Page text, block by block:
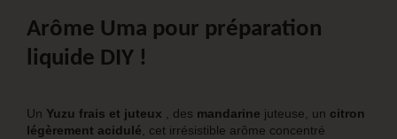
Arôme Uma pour préparation
liquide DIY !
Un Yuzu frais et juteux , des mandarine juteuse, un citron
légèrement acidulé, cet irrésistible arôme concentré